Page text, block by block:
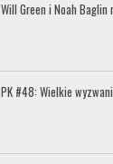
Will Green i Noah Baglin
PK #48: Wielkie